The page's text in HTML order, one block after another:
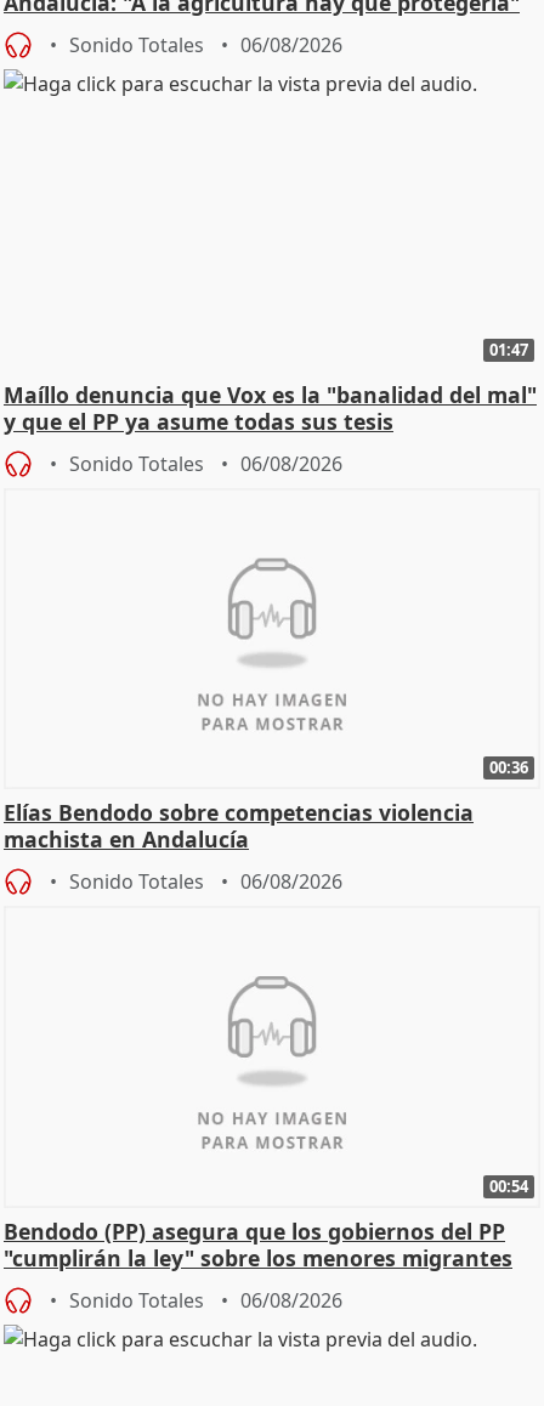
Sonido Totales 06/08/2026
01:47
Maíllo denuncia que Vox es la "banalidad del mal"
y que el PP ya asume todas sus tesis
Sonido Totales 06/08/2026
00:36
Elías Bendodo sobre competencias violencia
machista en Andalucía
Sonido Totales 06/08/2026
00:54
Bendodo (PP) asegura que los gobiernos del PP
"cumplirán la ley" sobre los menores migrantes
Sonido Totales 06/08/2026